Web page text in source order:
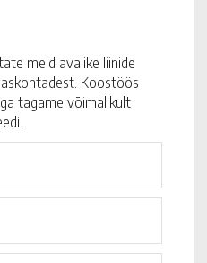
meid avalike liinide
Koostöös
tagame võimalikult